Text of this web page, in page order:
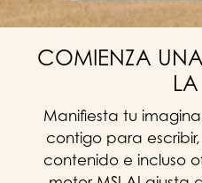
COMIENZA
Manifiesta tu
contigo para
contenido e incluso